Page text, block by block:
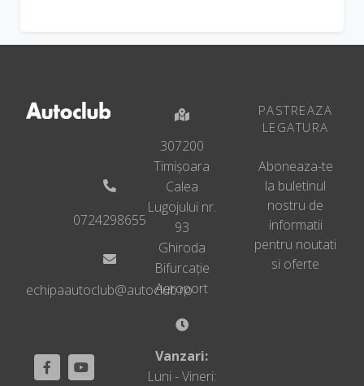
0724298655
echipaautoclub@autoclub.ro
307200
Timișoara
Calea
Lugojului nr.
93
Ghiroda
Bifurcație
Aeroport
Vanzari:
Luni - Vineri:
PASTREAZA
LEGATURA
Aboneaza-te
la buletinul
nostru de
informatii
pentru noutati
si oferte